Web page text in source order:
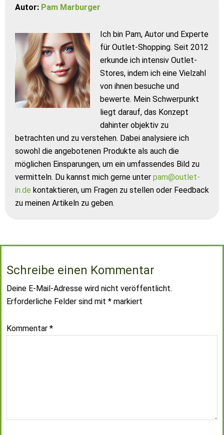
Autor: Pam Marburger
Ich bin Pam, Autor und Experte
für Outlet-Shopping. Seit 2012
erkunde ich intensiv Outlet-
Stores, indem ich eine Vielzahl
von ihnen besuche und
bewerte. Mein Schwerpunkt
liegt darauf, das Konzept
dahinter objektiv zu
betrachten und zu verstehen. Dabei analysiere ich
sowohl die angebotenen Produkte als auch die
möglichen Einsparungen, um ein umfassendes Bild zu
vermitteln. Du kannst mich gerne unter pam@outlet-
in.de kontaktieren, um Fragen zu stellen oder Feedback
zu meinen Artikeln zu geben.
Schreibe einen Kommentar
Deine E-Mail-Adresse wird nicht veröffentlicht.
Erforderliche Felder sind mit * markiert
Kommentar *